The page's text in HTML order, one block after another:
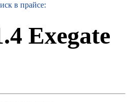
в прайсе:
Exegate